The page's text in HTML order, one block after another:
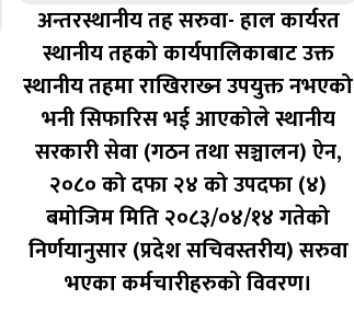
अन्तरस्थानीय तह सरुवा- हाल कार्यरत
स्थानीय तहको कार्यपालिकाबाट उक्त
स्थानीय तहमा राखिराख्‍न उपयुक्त नभएको
भनी सिफारिस भई आएकोले स्थानीय
सरकारी सेवा (गठन तथा सञ्चालन) ऐन,
२०८० को दफा २४ को उपदफा (४)
बमोजिम मिति २०८३/०४/१४ गतेको
निर्णयानुसार (प्रदेश सचिवस्तरीय) सरुवा
भएका कर्मचारीहरुको विवरण।